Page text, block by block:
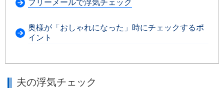
フリーメールで浮気チェック
奥様が「おしゃれになった」時にチェックするポ
イント
夫の浮気チェック